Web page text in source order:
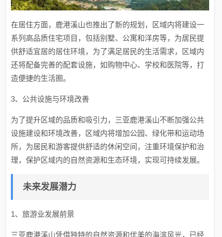
在居住方面，鹿港溪山也推出了新的规划，区域内将建设一
系列高品质住宅项目，包括别墅、公寓和洋房等，为居民提
供舒适宜居的居住环境，为了满足居民的生活需求，区域内
还将配备完善的配套设施，如购物中心、学校和医院等，打
造便捷的生活圈。
3、公共设施与环境改善
为了提升区域的品质和吸引力，三亚鹿港溪山不断加强公共
设施建设和环境改善，区域内将增加公园、绿化带和运动场
所，为居民和游客提供舒适的休闲空间，注重环境保护和治
理，保护区域内的自然资源和生态环境，实现可持续发展。
未来发展潜力
1、旅游业发展前景
三亚鹿港溪山凭借独特的自然资源和优美的海滨风光，已经